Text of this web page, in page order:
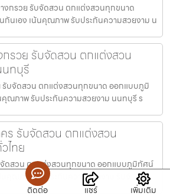
งกรวย รับจัดสวน ตกแต่งสวนทุกขนาด
นเอง เน้นคุณภาพ รับประกันความสวยงาม น
รวย รับจัดสวน ตกแต่งสวน
ทบุรี
รับจัดสวน ตกแต่งสวนทุกขนาด ออกแบบภูมิ
คุณภาพ รับประกันความสวยงาม นนทบุรี ร
ร รับจัดสวน ตกแต่งสวน
ไทย
ดสวน ตกแต่งสวนทุกขนาด ออกแบบภูมิทัศน์
นคุณภาพ รับประกันความสวยงาม รับจั
ติดต่อ แชร์ เพิ่มเติม